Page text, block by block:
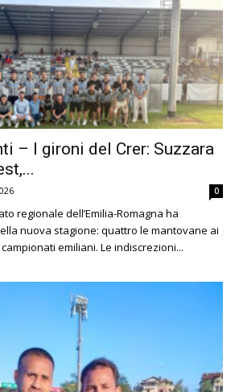
– I gironi del Crer: Suzzara
0
regionale dell’Emilia-Romagna ha
nuova stagione: quattro le mantovane ai
emiliani. Le indiscrezioni...